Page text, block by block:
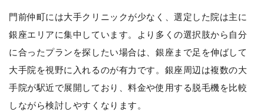
門前仲町には大手クリニックが少なく、選定した院は主に
銀座エリアに集中しています。より多くの選択肢から自分
に合ったプランを探したい場合は、銀座まで足を伸ばして
大手院を視野に入れるのが有力です。銀座周辺は複数の大
手院が駅近で展開しており、料金や使用する脱毛機を比較
しながら検討しやすくなります。